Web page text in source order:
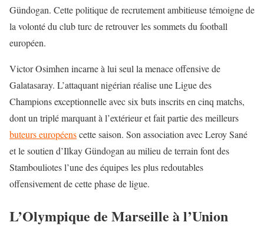
Gündogan. Cette politique de recrutement ambitieuse témoigne de
la volonté du club turc de retrouver les sommets du football
européen.
Victor Osimhen incarne à lui seul la menace offensive de
Galatasaray. L’attaquant nigérian réalise une Ligue des
Champions exceptionnelle avec six buts inscrits en cinq matchs,
dont un triplé marquant à l’extérieur et fait partie des meilleurs
buteurs européenscette saison. Son association avec Leroy Sané
et le soutien d’Ilkay Gündogan au milieu de terrain font des
Stambouliotes l’une des équipes les plus redoutables
offensivement de cette phase de ligue.
L’Olympique de Marseille à l’Union